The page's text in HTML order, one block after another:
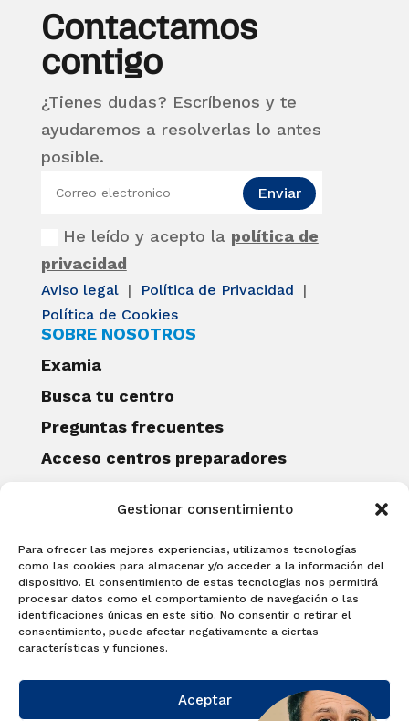
Gestionar consentimiento
Para ofrecer las mejores experiencias, utilizamos tecnologías
como las cookies para almacenar y/o acceder a la información del
dispositivo. El consentimiento de estas tecnologías nos permitirá
procesar datos como el comportamiento de navegación o las
identificaciones únicas en este sitio. No consentir o retirar el
consentimiento, puede afectar negativamente a ciertas
características y funciones.
Aceptar
Contactamos
contigo
¿Tienes dudas? Escríbenos y te
ayudaremos a resolverlas lo antes
posible.
He leído y acepto la política de
privacidad
Enviar
Aviso legal | Política de Privacidad
|
Política de Cookies
SOBRE NOSOTROS
Examia
Busca tu centro
Preguntas frecuentes
Acceso centros preparadores
Becas Examia
Contacto
CERTIFICACIONES
Linguaskill
Cambridge English Qualifications
EXAMÍNATE
Matricúlate con nosotros y obtén tu